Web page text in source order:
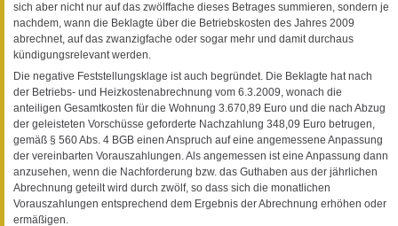
sich aber nicht nur auf das zwölffache dieses Betrages summieren, sondern je
nachdem, wann die Beklagte über die Betriebskosten des Jahres 2009
abrechnet, auf das zwanzigfache oder sogar mehr und damit durchaus
kündigungsrelevant werden.
Die negative Feststellungsklage ist auch begründet. Die Beklagte hat nach
der Betriebs- und Heizkostenabrechnung vom 6.3.2009, wonach die
anteiligen Gesamtkosten für die Wohnung 3.670,89 Euro und die nach Abzug
der geleisteten Vorschüsse geforderte Nachzahlung 348,09 Euro betrugen,
gemäß § 560 Abs. 4 BGB einen Anspruch auf eine angemessene Anpassung
der vereinbarten Vorauszahlungen. Als angemessen ist eine Anpassung dann
anzusehen, wenn die Nachforderung bzw. das Guthaben aus der jährlichen
Abrechnung geteilt wird durch zwölf, so dass sich die monatlichen
Vorauszahlungen entsprechend dem Ergebnis der Abrechnung erhöhen oder
ermäßigen.